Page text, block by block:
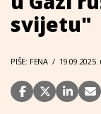
svijetu"
PIŠE: FENA / 19.09.2025.